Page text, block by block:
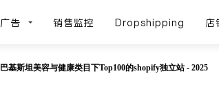
广告 销售监控 Dropshipping 店
巴基斯坦美容与健康类目下Top100的shopify独立站 - 2025